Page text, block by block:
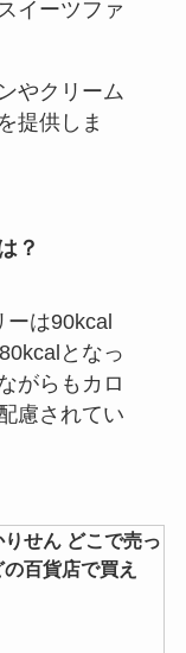
イーツファ
やクリーム
提供しま
？
ーは90kcal
となっ
がらもカロ
慮されてい
せん どこで売っ
百貨店で買え